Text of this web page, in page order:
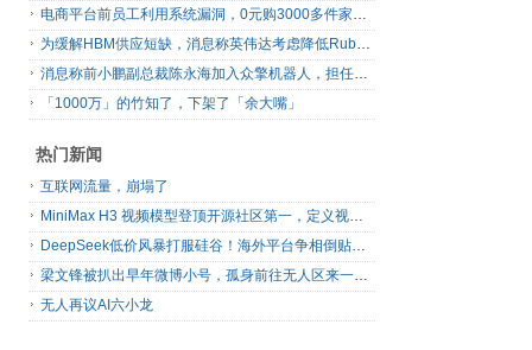
电商平台前员工利用系统漏洞，0元购3000多件家电！
为缓解HBM供应短缺，消息称英伟达考虑降低Rubin Ultra GPU配置
消息称前小鹏副总裁陈永海加入众擎机器人，担任运营总裁
「1000万」的竹知了，下架了「余大嘴」
热门新闻
互联网流量，崩塌了
MiniMax H3 视频模型登顶开源社区第一，定义视频模型领域“斩杀线”
DeepSeek低价风暴打服硅谷！海外平台争相倒贴V4 Flash
梁文锋被扒出早年微博小号，孤身前往无人区来一场相当 deep 的 seek 旅行
无人再议AI六小龙